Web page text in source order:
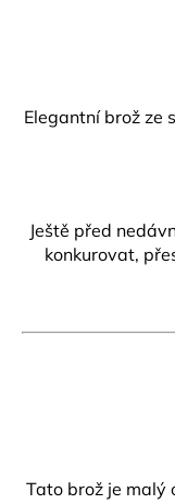
Elegantní brož ze
Ještě před
konkurovat,
Tato brož je malý